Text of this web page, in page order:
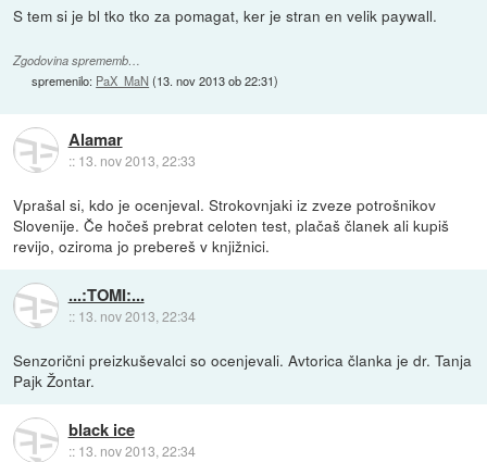
S tem si je bl tko tko za pomagat, ker je stran en velik paywall.
Zgodovina sprememb…
spremenilo: PaX_MaN (13. nov 2013 ob 22:31)
Alamar
:: 13. nov 2013, 22:33
Vprašal si, kdo je ocenjeval. Strokovnjaki iz zveze potrošnikov
Slovenije. Če hočeš prebrat celoten test, plačaš članek ali kupiš
revijo, oziroma jo prebereš v knjižnici.
...:TOMI:...
:: 13. nov 2013, 22:34
Senzorični preizkuševalci so ocenjevali. Avtorica članka je dr. Tanja
Pajk Žontar.
black ice
:: 13. nov 2013, 22:34